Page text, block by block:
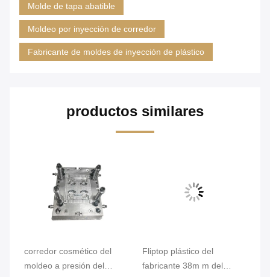
Molde de tapa abatible
Moldeo por inyección de corredor
Fabricante de moldes de inyección de plástico
productos similares
corredor cosmético del
moldeo a presión del
Fliptop plástico del
fabricante 38m m del